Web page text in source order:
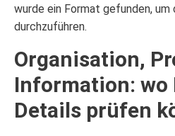
wurde ein Format gefunden, um
durchzuführen.
Organisation,
Information:
Details prüfen